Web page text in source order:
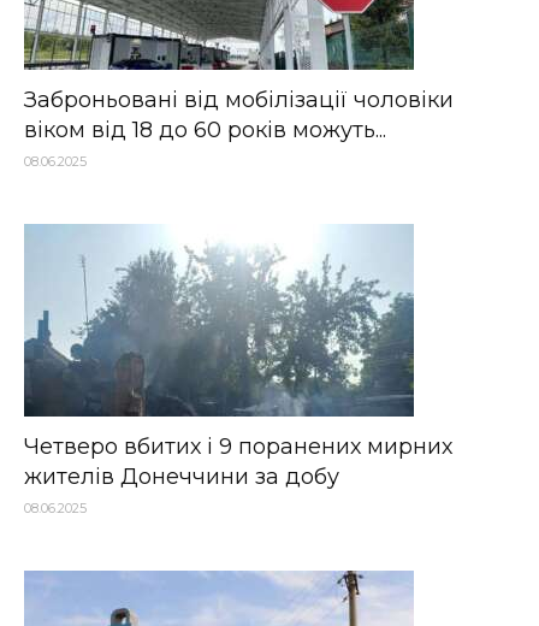
Заброньовані від мобілізації чоловіки
віком від 18 до 60 років можуть...
08.06.2025
Четверо вбитих і 9 поранених мирних
жителів Донеччини за добу
08.06.2025